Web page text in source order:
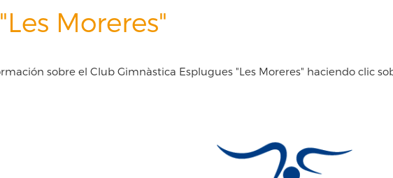
Moreres"
sobre el Club Gimnàstica Esplugues "Les Moreres" haciendo clic